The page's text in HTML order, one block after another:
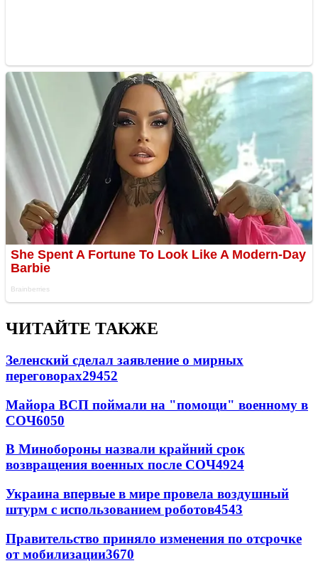
ЧИТАЙТЕ ТАКЖЕ
Зеленский сделал заявление о мирных
переговорах29452
Майора ВСП поймали на "помощи" военному в
СОЧ6050
В Минобороны назвали крайний срок
возвращения военных после СОЧ4924
Украина впервые в мире провела воздушный
штурм с использованием роботов4543
Правительство приняло изменения по отсрочке
от мобилизации3670